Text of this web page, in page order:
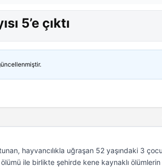
5’e çıktı
hayvancılıkla uğraşan 52 yaşındaki 3
ile birlikte şehirde kene kaynaklı ölümlerin